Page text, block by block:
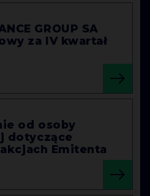
GROUP SA
za IV kwartał
od osoby
dotyczące
Emitenta